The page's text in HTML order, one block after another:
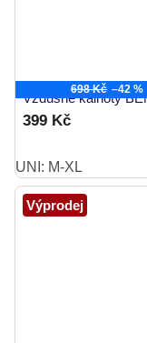
698 Kč –42 %
Vzdušné kalhoty
399 Kč
UNI: M-XL
Výprodej